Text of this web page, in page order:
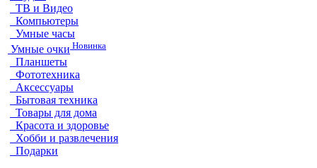
ТВ и Видео
Компьютеры
Умные часы
Умные очки Новинка
Планшеты
Фототехника
Аксессуары
Бытовая техника
Товары для дома
Красота и здоровье
Хобби и развлечения
Подарки